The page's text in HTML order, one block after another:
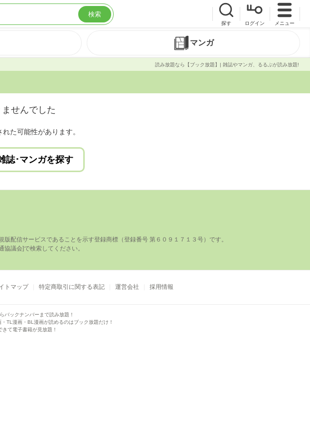
検索
探す ログイン メニュー
マンガ
読み放題なら【ブック放題】| 雑誌やマンガ、るるぶが読み放題!
せんでした
た可能性があります。
誌･マンガを探す
配信サービスであることを⽰す登録商標（登録番号 第６０９１７１３号）です。
トマップ 特定商取引に関する表記 運営会社 採用情報
バックナンバーまで読み放題！
・TL漫画・BL漫画が読めるのはブック放題だけ！
て電子書籍が見放題！